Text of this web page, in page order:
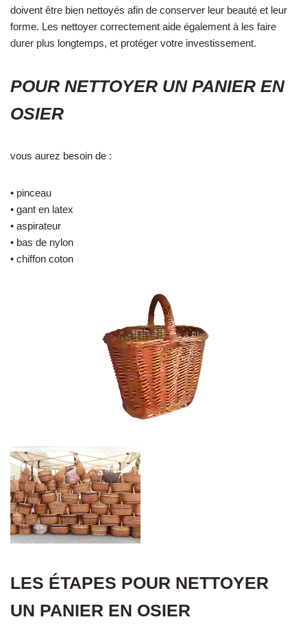
doivent être bien nettoyés afin de conserver leur beauté et leur
forme. Les nettoyer correctement aide également à les faire
durer plus longtemps, et protéger votre investissement.
POUR NETTOYER UN PANIER EN
OSIER
vous aurez besoin de :
• pinceau
• gant en latex
• aspirateur
• bas de nylon
• chiffon coton
LES ÉTAPES POUR NETTOYER
UN PANIER EN OSIER